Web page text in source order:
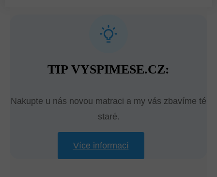
TIP VYSPIMESE.CZ:
Nakupte u nás novou matraci a my vás zbavíme té
staré.
Více informací